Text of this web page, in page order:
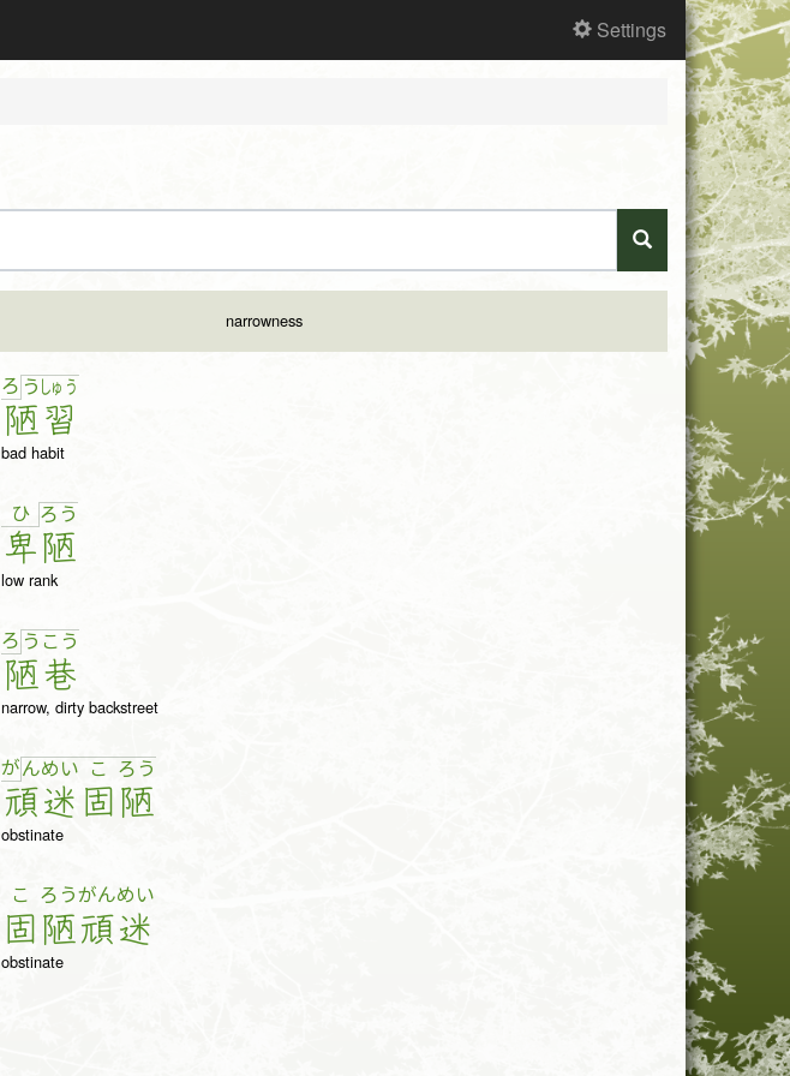
Settings
narrowness
ろ う
陋
しゅ う
習
bad habit
ひ
卑
ろ う
陋
low rank
ろ う
陋
こ う
巷
narrow, dirty backstreet
がん
頑
め い
迷
こ
固
ろ う
陋
obstinate
こ
固
ろう
陋
がん
頑
めい
迷
obstinate